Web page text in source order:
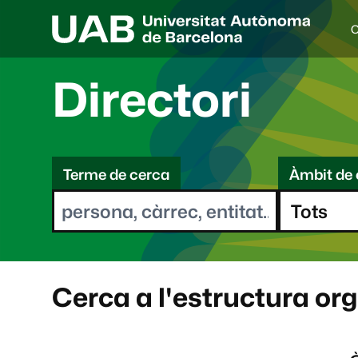
I
d
i
a
e
l
e
o
t
Directori
C
eTerme de cerca Àmbit de
Cerca a l'estructura